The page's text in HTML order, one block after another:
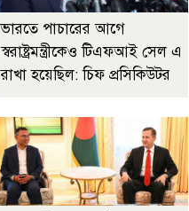
ভারতে পাচারের আগে
স্বরাষ্ট্রমন্ত্রীকেও টিএফআই সেল এ
রাখা হয়েছিল: চিফ প্রসিকিউটর